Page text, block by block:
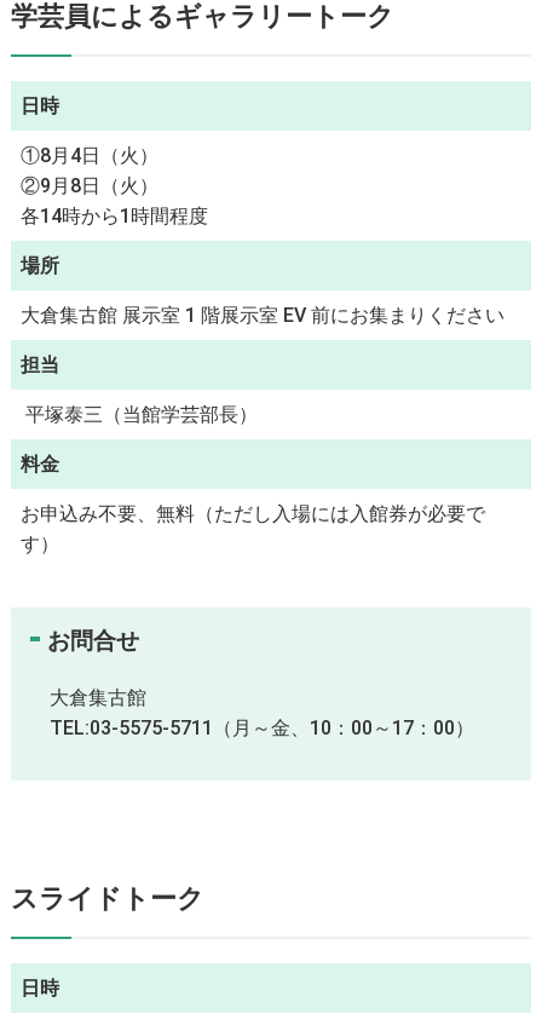
学芸員によるギャラリートーク
日時
①8月4日（火）
②9月8日（火）
各14時から1時間程度
場所
大倉集古館 展示室 1 階展示室 EV 前にお集まりください
担当
平塚泰三（当館学芸部長）
料金
お申込み不要、無料（ただし入場には入館券が必要で
す）
お問合せ
大倉集古館
TEL:03-5575-5711（月～金、10：00～17：00）
スライドトーク
日時